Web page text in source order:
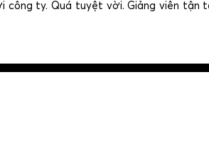
công ty. Quá tuyệt vời. Giảng viên tận